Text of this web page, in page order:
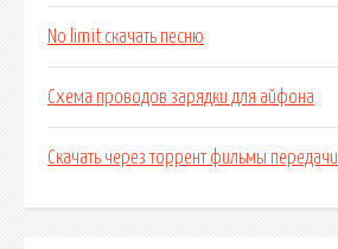
No limit скачать песню
Схема проводов зарядки для айфона
Скачать через торрент фильмы передачи